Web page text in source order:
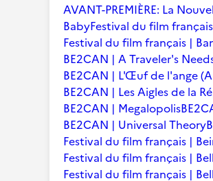
AVANT-PREMIÈRE: La
BabyFestival du film
Festival du film français |
BE2CAN | A Traveler's
BE2CAN | L'Œuf de l'ange
BE2CAN | Les Aigles de la
BE2CAN | Megalopolis
BE2CAN | Universal Theory
Festival du film français |
Festival du film français |
Festival du film français |